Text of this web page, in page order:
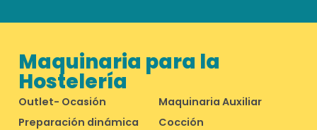
Maquinaria para la
Hostelería
Outlet- Ocasión
Maquinaria Auxiliar
Preparación dinámica
Cocción